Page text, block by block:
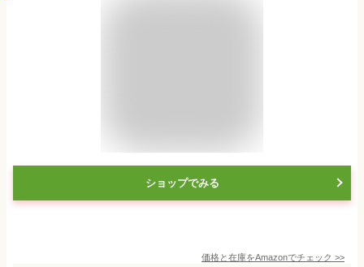
ショップでみる
価格と在庫をAmazonでチェック >>